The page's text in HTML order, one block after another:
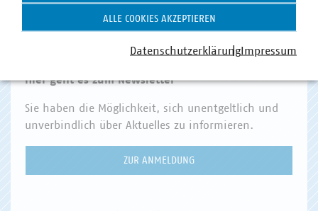
KOMMUNALDIGITAL
Hier geht es zum Newsletter
Sie haben die Möglichkeit, sich unentgeltlich und
unverbindlich über Aktuelles zu informieren.
ZUR ANMELDUNG
ALLE COOKIES AKZEPTIEREN
DatenschutzerklärungImpressum